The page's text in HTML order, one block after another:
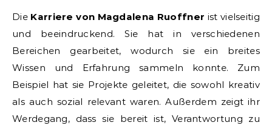
Die Karriere von Magdalena Ruoffner ist vielseitig
und beeindruckend. Sie hat in verschiedenen
Bereichen gearbeitet, wodurch sie ein breites
Wissen und Erfahrung sammeln konnte. Zum
Beispiel hat sie Projekte geleitet, die sowohl kreativ
als auch sozial relevant waren. Außerdem zeigt ihr
Werdegang, dass sie bereit ist, Verantwortung zu